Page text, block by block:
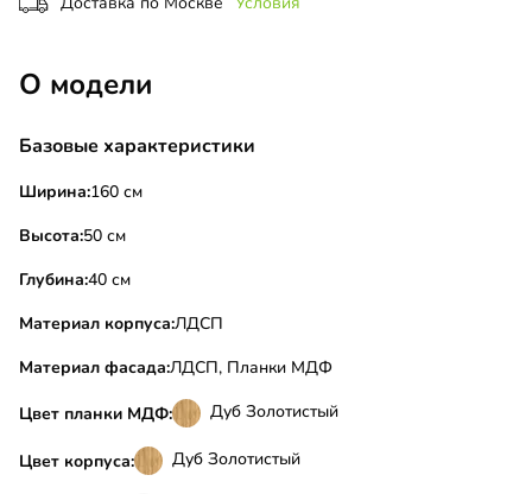
О модели
Базовые характеристики
Ширина:160 см
Высота:50 см
Глубина:40 см
Материал корпуса:ЛДСП
Материал фасада:ЛДСП, Планки МДФ
Цвет планки МДФ: Дуб Золотистый
Цвет корпуса: Дуб Золотистый